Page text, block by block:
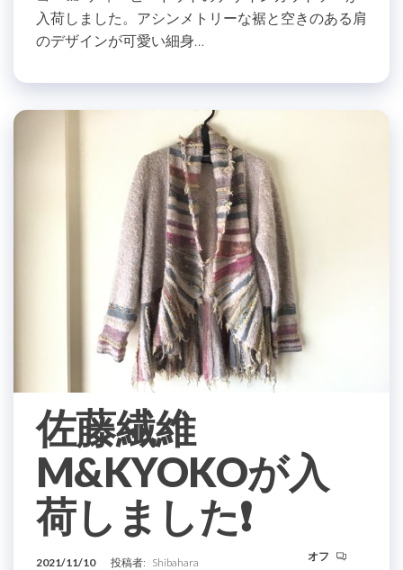
入荷しました。アシンメトリーな裾と空きのある肩
のデザインが可愛い細身…
佐藤繊維
M&KYOKOが入
荷しました❗️
2021/11/10 投稿者: Shibahara オフ